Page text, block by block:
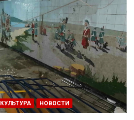
КУЛЬТУРА НОВОСТИ